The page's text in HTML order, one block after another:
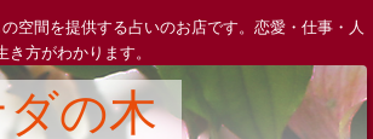
空間を提供する占いのお店です。恋愛・仕事・人
方がわかります。
の木